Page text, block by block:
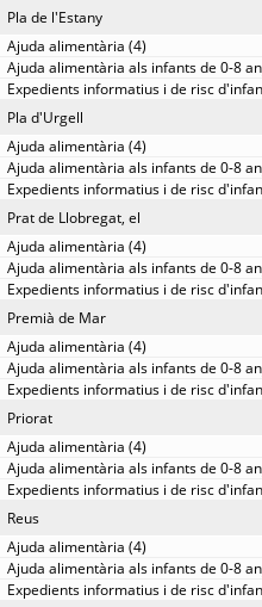
Pla de l'Estany
Pla d'Urgell
Prat de Llobregat, el
Premià de Mar
Priorat
Reus